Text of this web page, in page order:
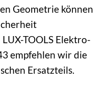
Geometrie können
TOOLS Elektro-
empfehlen wir die
Ersatzteils.